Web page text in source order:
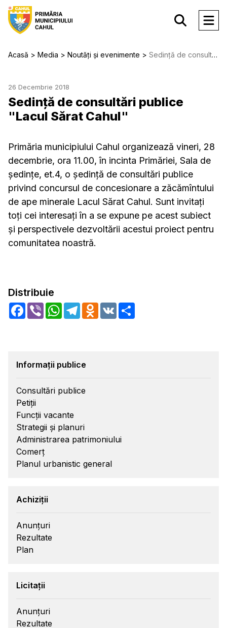
Acasă Media Noutăți și evenimente Sedință de consultări publice "Lacul Sărat Cahul"
26 Decembrie 2018
Sedință de consultări publice
"Lacul Sărat Cahul"
Primăria municipiului Cahul organizează vineri, 28
decembrie, ora 11.00, în incinta Primăriei, Sala de
ședințe, et.4, o ședință de consultări publice
privind concursul de concesionare a zăcămîntului
de ape minerale Lacul Sărat Cahul. Sunt invitați
toți cei interesați în a se expune pe acest subiect
și perspectivele dezvoltării acestui proiect pentru
comunitatea noastră.
Distribuie
Facebook
Viber WhatsApp
TelegramOdnoklassniki
VK
Informații publice
Consultări publice
Petiții
Funcții vacante
Strategii și planuri
Administrarea patrimoniului
Comerț
Planul urbanistic general
Achiziții
Anunțuri
Rezultate
Plan
Licitații
Anunțuri
Rezultate